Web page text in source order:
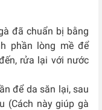
đã chuẩn bị bằng
phần lòng mề để
rửa lại với nước
để da săn lại, sau
(Cách này giúp gà